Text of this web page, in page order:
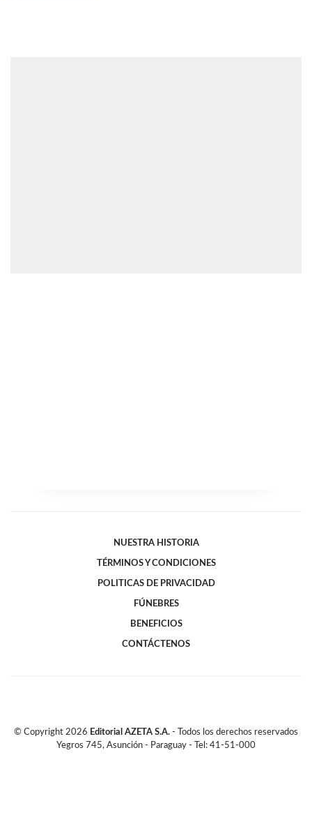
NUESTRA HISTORIA
TÉRMINOS Y CONDICIONES
POLITICAS DE PRIVACIDAD
FÚNEBRES
BENEFICIOS
CONTÁCTENOS
© Copyright 2026 Editorial AZETA S.A. - Todos los derechos reservados
Yegros 745, Asunción - Paraguay - Tel: 41-51-000